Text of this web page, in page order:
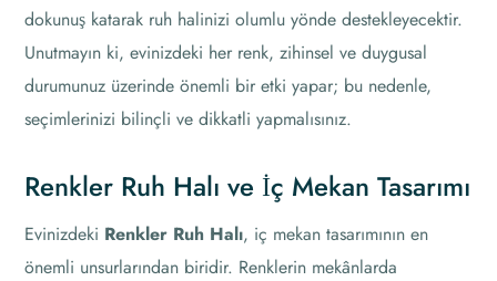
dokunuş katarak ruh halinizi olumlu yönde destekleyecektir.
Unutmayın ki, evinizdeki her renk, zihinsel ve duygusal
durumunuz üzerinde önemli bir etki yapar; bu nedenle,
seçimlerinizi bilinçli ve dikkatli yapmalısınız.
Renkler Ruh Halı ve İç Mekan Tasarımı
Evinizdeki Renkler Ruh Halı, iç mekan tasarımının en
önemli unsurlarından biridir. Renklerin mekânlarda